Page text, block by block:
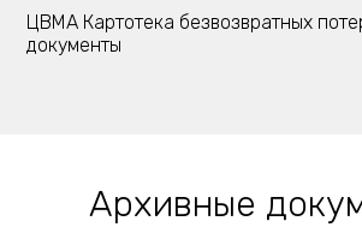
ЦВМА Картотека безвозвратных
документы
Архивные